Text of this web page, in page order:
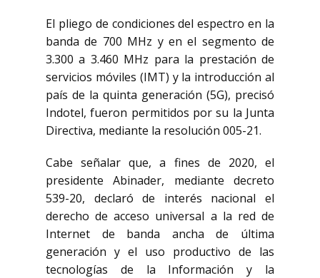
El pliego de condiciones del espectro en la
banda de 700 MHz y en el segmento de
3.300 a 3.460 MHz para la prestación de
servicios móviles (IMT) y la introducción al
país de la quinta generación (5G), precisó
Indotel, fueron permitidos por su la Junta
Directiva, mediante la resolución 005-21.
Cabe señalar que, a fines de 2020, el
presidente Abinader, mediante decreto
539-20, declaró de interés nacional el
derecho de acceso universal a la red de
Internet de banda ancha de última
generación y el uso productivo de las
tecnologías de la Información y la